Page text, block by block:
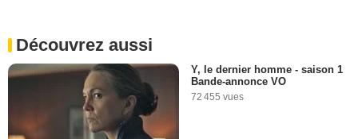
Découvrez aussi
Y, le dernier homme - saison 1
Bande-annonce VO
72 455 vues